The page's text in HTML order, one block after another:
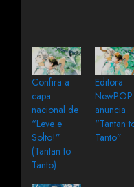
Confira a
capa
nacional de
“Leve e
Solto!”
(Tantan to
Tanto)
Editora
NewPOP
anuncia
“Tantan
Tanto”